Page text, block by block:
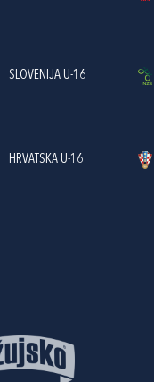
SLOVENIJA U-16
HRVATSKA U-16